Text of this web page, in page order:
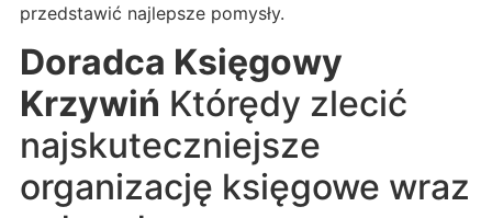
przedstawić najlepsze pomysły.
Doradca Księgowy
Krzywiń Którędy zlecić
najskuteczniejsze
organizację księgowe wraz